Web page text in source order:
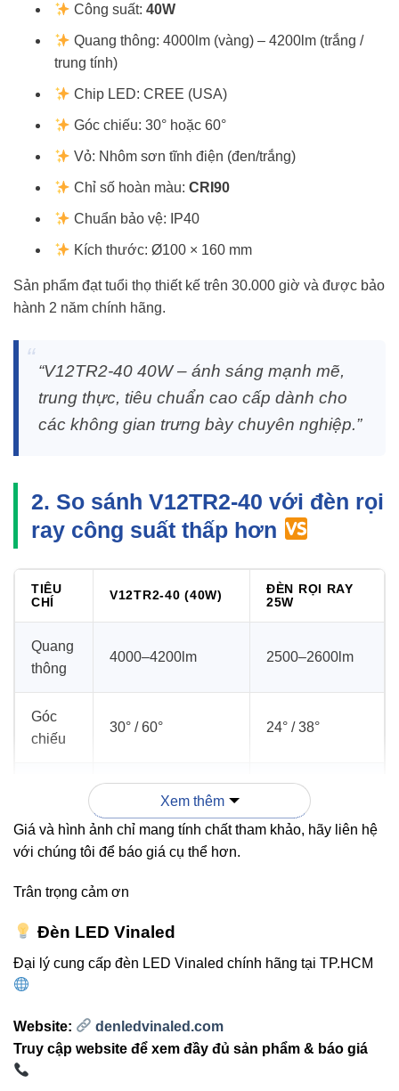
Công suất:40W
Quang thông: 4000lm (vàng) – 4200lm (trắng /
trung tính)
Chip LED: CREE (USA)
Góc chiếu: 30° hoặc 60°
Vỏ: Nhôm sơn tĩnh điện (đen/trắng)
Chỉ số hoàn màu:CRI90
Chuẩn bảo vệ: IP40
Kích thước: Ø100 × 160 mm
Sản phẩm đạt tuổi thọ thiết kế trên 30.000 giờ và được bảo
hành 2 năm chính hãng.
“V12TR2-40 40W – ánh sáng mạnh mẽ,
trung thực, tiêu chuẩn cao cấp dành cho
các không gian trưng bày chuyên nghiệp.”
2. So sánh V12TR2-40 với đèn rọi
ray công suất thấp hơn
TIÊU
CHÍ
V12TR2-40 (40W)
ĐÈN RỌI RAY
25W
Quang
thông
4000–4200lm 2500–2600lm
Góc
chiếu
30° / 60° 24° / 38°
Showroom lớn,
chiếu điểm mạnh
Cửa hàng nhỏ,
tủ trưng bày
Tiết
điện
Nếu bạn cần ánh sáng mạnh, chiếu xa và làm nổi bật
sản phẩm, thì
3. Đèn phù hợp cho những
Xem thêm
Giá và hình ảnh chỉ mang tính chất tham khảo, hãy liên hệ
với chúng tôi để báo giá cụ thể hơn.
Trân trọng cảm ơn
Đèn LED Vinaled
Đại lý cung cấp đèn LED Vinaled chính hãng tại TP.HCM
Website:
denledvinaled.com
Truy cập website để xem đầy đủ sản phẩm & báo giá